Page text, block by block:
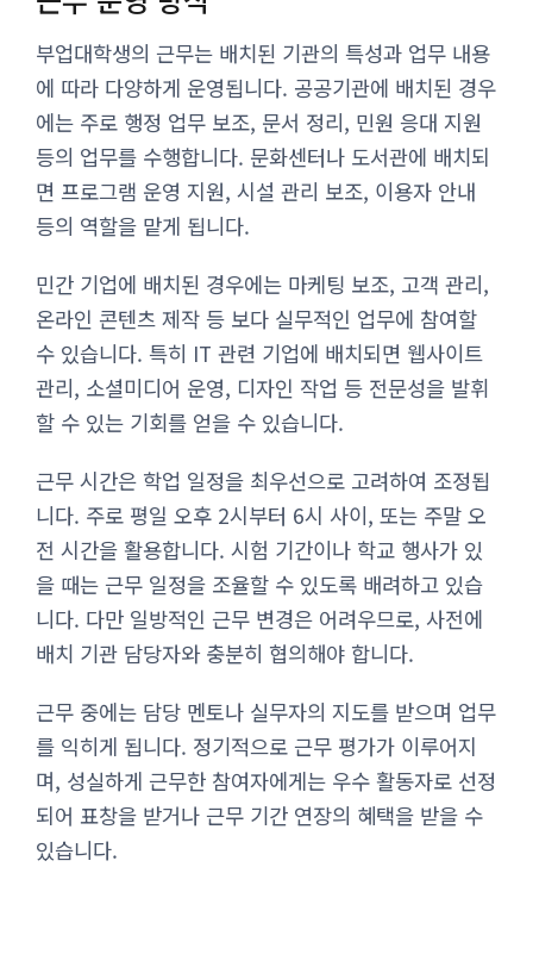
부업대학생의 근무는 배치된 기관의 특성과 업무 내용
에 따라 다양하게 운영됩니다. 공공기관에 배치된 경우
에는 주로 행정 업무 보조, 문서 정리, 민원 응대 지원
등의 업무를 수행합니다. 문화센터나 도서관에 배치되
면 프로그램 운영 지원, 시설 관리 보조, 이용자 안내
등의 역할을 맡게 됩니다.
민간 기업에 배치된 경우에는 마케팅 보조, 고객 관리,
온라인 콘텐츠 제작 등 보다 실무적인 업무에 참여할
수 있습니다. 특히 IT 관련 기업에 배치되면 웹사이트
관리, 소셜미디어 운영, 디자인 작업 등 전문성을 발휘
할 수 있는 기회를 얻을 수 있습니다.
근무 시간은 학업 일정을 최우선으로 고려하여 조정됩
니다. 주로 평일 오후 2시부터 6시 사이, 또는 주말 오
전 시간을 활용합니다. 시험 기간이나 학교 행사가 있
을 때는 근무 일정을 조율할 수 있도록 배려하고 있습
니다. 다만 일방적인 근무 변경은 어려우므로, 사전에
배치 기관 담당자와 충분히 협의해야 합니다.
근무 중에는 담당 멘토나 실무자의 지도를 받으며 업무
를 익히게 됩니다. 정기적으로 근무 평가가 이루어지
며, 성실하게 근무한 참여자에게는 우수 활동자로 선정
되어 표창을 받거나 근무 기간 연장의 혜택을 받을 수
있습니다.